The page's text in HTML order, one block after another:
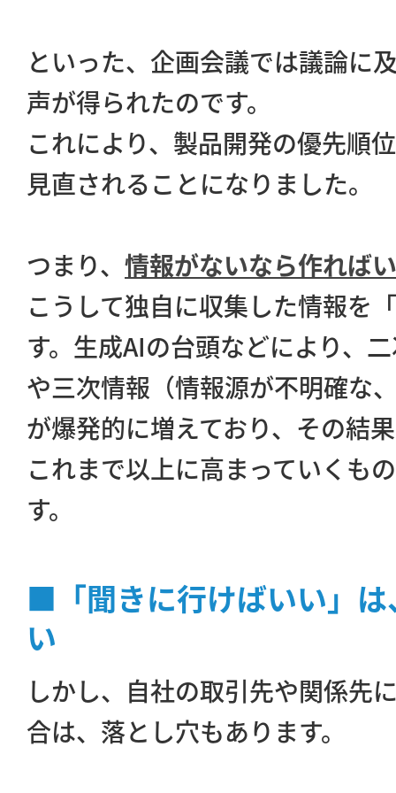
といった、企画会議では議論に
声が得られたのです。
これにより、製品開発の優先順
見直されることになりました。
つまり、 情報がないなら作れば
こうして独自に収集した情報を
す。生成AIの台頭などにより、
や三次情報（情報源が不明確な
が爆発的に増えており、その結
これまで以上に高まっていくも
す。
■「聞きに行けばいい」
い
しかし、自社の取引先や関係先
合は、落とし穴もあります。